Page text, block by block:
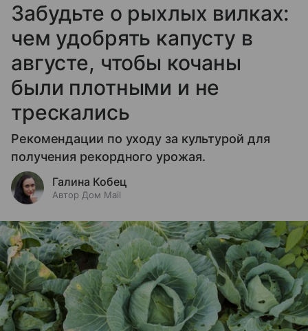
Забудьте о рыхлых вилках:
чем удобрять капусту в
августе, чтобы кочаны
были плотными и не
трескались
Рекомендации по уходу за культурой для
получения рекордного урожая.
Галина Кобец
Автор Дом Mail